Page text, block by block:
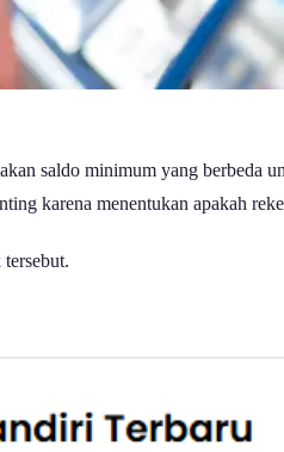
saldo minimum yang berbeda
karena menentukan apakah